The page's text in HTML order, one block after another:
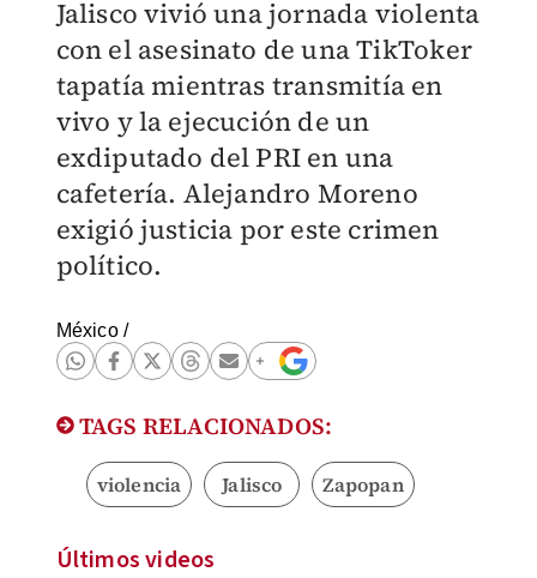
Jalisco vivió una jornada violenta
con el asesinato de una TikToker
tapatía mientras transmitía en
vivo y la ejecución de un
exdiputado del PRI en una
cafetería. Alejandro Moreno
exigió justicia por este crimen
político.
México/
TAGS RELACIONADOS:
violencia Jalisco Zapopan
Últimos videos